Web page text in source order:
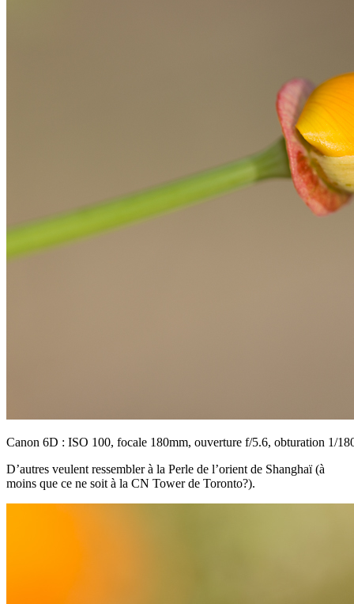
Canon 6D : ISO 100, focale 180mm, ouverture f/5.6, obturation 1/
D’autres veulent ressembler à la Perle de l’orient de Shanghaï (à
moins que ce ne soit à la CN Tower de Toronto?).